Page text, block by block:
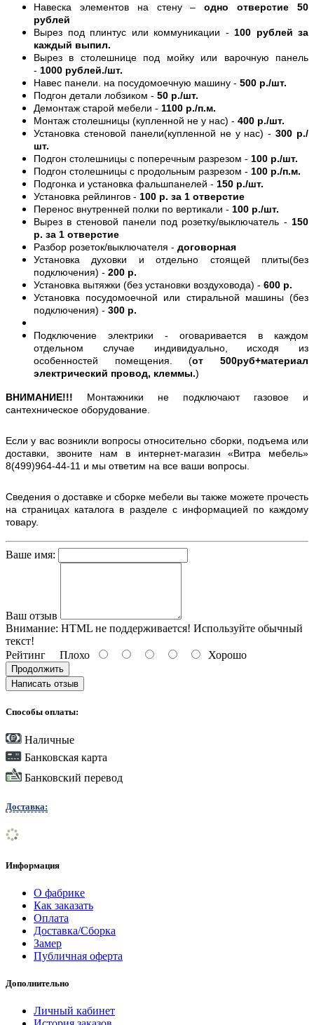
Навеска элементов на стену –одно отверстие 50
рублей
Вырез под плинтус или коммуникации - 100 рублей за
каждый выпил.
Вырез в столешнице под мойку или варочную панель
- 1000 рублей./шт.
Навес панели. на посудомоечную машину - 500 р./шт.
Подгон детали лобзиком - 50 р./шт.
Демонтаж старой мебели - 1100 р./п.м.
Монтаж столешницы (купленной не у нас) - 400 р./шт.
Установка стеновой панели(купленной не у нас) -300 р./
шт.
Подгон столешницы с поперечным разрезом - 100 р./шт.
Подгон столешницы с продольным разрезом - 100 р./п.м.
Подгонка и установка фальшпанелей - 150 р./шт.
Установка рейлингов - 100 р. за 1 отверстие
Перенос внутренней полки по вертикали - 100 р./шт.
Вырез в стеновой панели под розетку/выключатель - 150
р. за 1 отверстие
Разбор розеток/выключателя - договорная
Установка духовки и отдельно стоящей плиты(без
подключения) - 200 р.
Установка вытяжки (без установки воздуховода) - 600 р.
Установка посудомоечной или стиральной машины (без
подключения) - 300 р.
Подключение электрики - оговаривается в каждом
отдельном случае индивидуально, исходя из
особенностей помещения. (от 500руб+материал
электрический провод, клеммы.)
ВНИМАНИЕ!!! Монтажники не подключают газовое и
сантехническое оборудование.
Если у вас возникли вопросы относительно сборки, подъема или
доставки, звоните нам в интернет-магазин «Витра мебель»
8(499)964-44-11 и мы ответим на все ваши вопросы.
Сведения о доставке и сборке мебели вы также можете прочесть
на страницах каталога в разделе с информацией по каждому
товару.
Ваше имя:
Ваш отзыв
Внимание: HTML не поддерживается! Используйте обычный
текст!
Рейтинг Плохо Хорошо
Продолжить
Написать отзыв
Способы оплаты:
Наличные
Банковская карта
Банковский перевод
Доставка:
Информация
О фабрике
Как заказать
Оплата
Доставка/Сборка
Замер
Публичная оферта
Дополнительно
Личный кабинет